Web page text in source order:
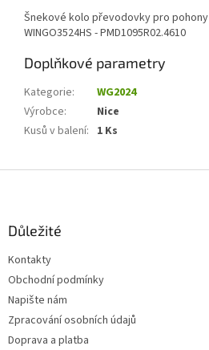
Šnekové kolo převodovky pro pohony
WINGO3524HS - PMD1095R02.4610
Doplňkové parametry
Kategorie:
WG2024
Výrobce:
Nice
Kusů v balení: 1 Ks
Důležité
Kontakty
Obchodní podmínky
Napište nám
Zpracování osobních údajů
Doprava a platba